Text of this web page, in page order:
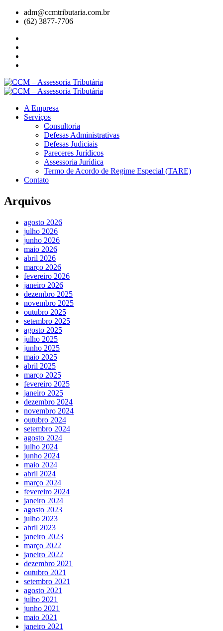
adm@ccmtributaria.com.br
(62) 3877-7706
A Empresa
Serviços
Consultoria
Defesas Administrativas
Defesas Judiciais
Pareceres Jurídicos
Assessoria Jurídica
Termo de Acordo de Regime Especial (TARE)
Contato
Arquivos
agosto 2026
julho 2026
junho 2026
maio 2026
abril 2026
março 2026
fevereiro 2026
janeiro 2026
dezembro 2025
novembro 2025
outubro 2025
setembro 2025
agosto 2025
julho 2025
junho 2025
maio 2025
abril 2025
março 2025
fevereiro 2025
janeiro 2025
dezembro 2024
novembro 2024
outubro 2024
setembro 2024
agosto 2024
julho 2024
junho 2024
maio 2024
abril 2024
março 2024
fevereiro 2024
janeiro 2024
agosto 2023
julho 2023
abril 2023
janeiro 2023
março 2022
janeiro 2022
dezembro 2021
outubro 2021
setembro 2021
agosto 2021
julho 2021
junho 2021
maio 2021
janeiro 2021